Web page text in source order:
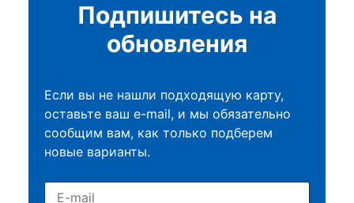
Подпишитесь на
обновления
Если вы не нашли подходящую карту,
оставьте ваш e-mail, и мы обязательно
сообщим вам, как только подберем
новые варианты.